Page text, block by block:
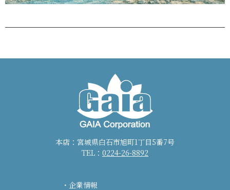
本店：宮城県白石市旭町1丁目5番7号
TEL： 0224-26-8892
企業情報